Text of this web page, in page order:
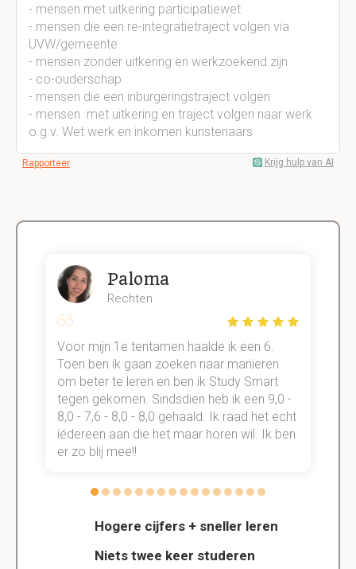
- mensen met uitkering participatiewet
- mensen die een re-integratietraject volgen via
UVW/gemeente
- mensen zonder uitkering en werkzoekend zijn
- co-ouderschap
- mensen die een inburgeringstraject volgen
- mensen met uitkering en traject volgen naar werk
o.g.v. Wet werk en inkomen kunstenaars
Rapporteer Krijg hulp van AI
Hogere cijfers + sneller leren
Niets twee keer studeren
Paloma
Rechten
Voor mijn 1e tentamen haalde ik een 6.
Toen ben ik gaan zoeken naar manieren
om beter te leren en ben ik Study Smart
tegen gekomen. Sindsdien heb ik een 9,0 -
8,0 - 7,6 - 8,0 - 8,0 gehaald. Ik raad het echt
íédereen aan die het maar horen wil. Ik ben
er zo blij mee!!